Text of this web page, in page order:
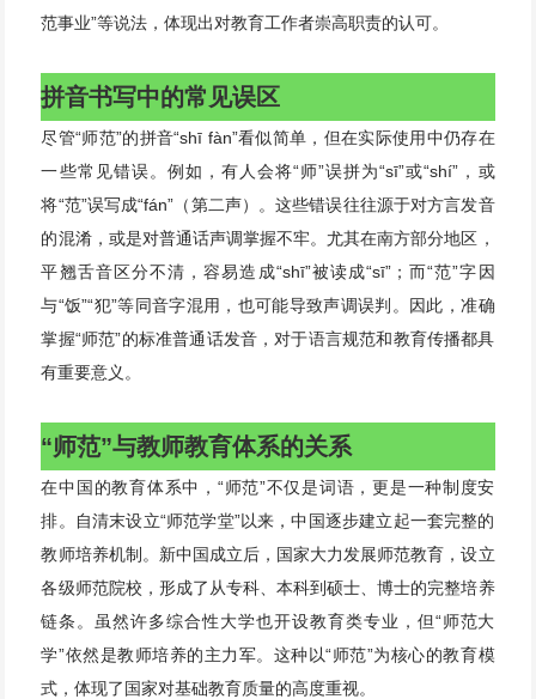
范事业”等说法，体现出对教育工作者崇高职责的认可。
拼音书写中的常见误区
尽管“师范”的拼音“shī fàn”看似简单，但在实际使用中仍存在
一些常见错误。例如，有人会将“师”误拼为“sī”或“shí”，或
将“范”误写成“fán”（第二声）。这些错误往往源于对方言发音
的混淆，或是对普通话声调掌握不牢。尤其在南方部分地区，
平翘舌音区分不清，容易造成“shī”被读成“sī”；而“范”字因
与“饭”“犯”等同音字混用，也可能导致声调误判。因此，准确
掌握“师范”的标准普通话发音，对于语言规范和教育传播都具
有重要意义。
“师范”与教师教育体系的关系
在中国的教育体系中，“师范”不仅是词语，更是一种制度安
排。自清末设立“师范学堂”以来，中国逐步建立起一套完整的
教师培养机制。新中国成立后，国家大力发展师范教育，设立
各级师范院校，形成了从专科、本科到硕士、博士的完整培养
链条。虽然许多综合性大学也开设教育类专业，但“师范大
学”依然是教师培养的主力军。这种以“师范”为核心的教育模
式，体现了国家对基础教育质量的高度重视。